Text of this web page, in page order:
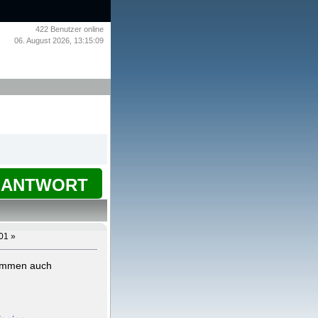
422 Benutzer online
06. August 2026, 13:15:09
ANTWORT
»
auch